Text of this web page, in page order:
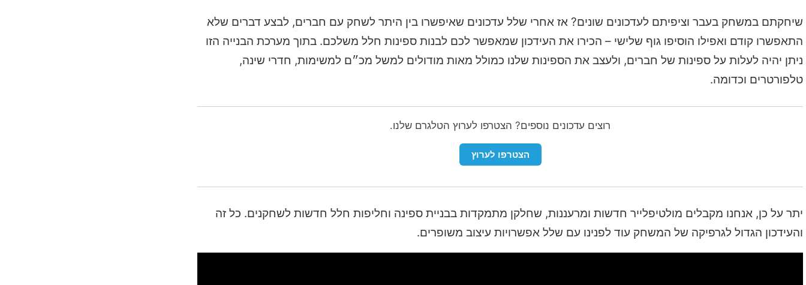
שיחקתם במשחק בעבר וציפיתם לעדכונים שונים? אז אחרי שלל עדכונים שאיפשרו בין היתר לשחק עם חברים, לבצע דברים שלא
התאפשרו קודם ואפילו הוסיפו גוף שלישי – הכירו את העידכון שמאפשר לכם לבנות ספינות חלל משלכם. בתוך מערכת הבנייה הזו
ניתן יהיה לעלות על ספינות של חברים, ולעצב את הספינות שלנו כמולל מאות מודולים למשל מכ״ם למשימות, חדרי שינה,
טלפורטרים וכדומה.
רוצים עדכונים נוספים? הצטרפו לערוץ הטלגרם שלנו.
הצטרפו לערוץ
יתר על כן, אנחנו מקבלים מולטיפלייר חדשות ומרעננות, שחלקן מתמקדות בבניית ספינה וחליפות חלל חדשות לשחקנים. כל זה
והעידכון הגדול לגרפיקה של המשחק עוד לפנינו עם שלל אפשרויות עיצוב משופרים.